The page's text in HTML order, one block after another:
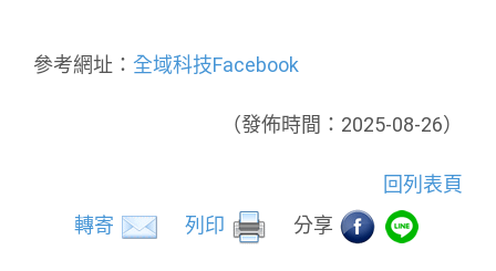
參考網址： 全域科技Facebook
（發佈時間：2025-08-26）
回列表頁
轉寄
列印 分享